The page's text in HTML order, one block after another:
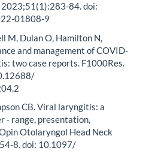
84. doi:
01808-9
M, Dulan O, Hamilton N,
and management of COVID-
two case reports. F1000Res.
CB. Viral laryngitis: a
- range, presentation,
Otolaryngol Head Neck
8. doi: 10.1097/